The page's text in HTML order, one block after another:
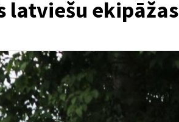
latviešu ekipāžas